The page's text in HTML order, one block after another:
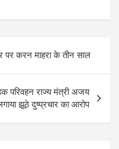
पर करन माहरा के तीन साल
परिवहन राज्य मंत्री अजय
झूठे दुष्प्रचार का आरोप